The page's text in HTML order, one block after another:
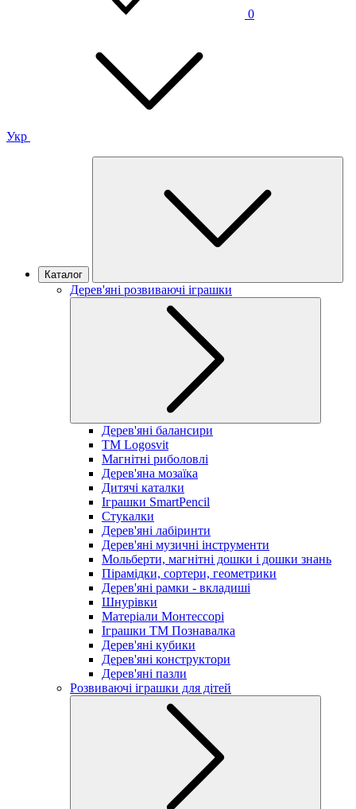
0
Укр
Каталог
Дерев'яні розвиваючі іграшки
Дерев'яні балансири
TM Logosvit
Магнітні риболовлі
Дерев'яна мозаїка
Дитячі каталки
Іграшки SmartPencil
Стукалки
Дерев'яні лабіринти
Дерев'яні музичні інструменти
Мольберти, магнітні дошки і дошки знань
Пірамідки, сортери, геометрики
Дерев'яні рамки - вкладиші
Шнурівки
Матеріали Монтессорі
Іграшки ТМ Познавалка
Дерев'яні кубики
Дерев'яні конструктори
Дерев'яні пазли
Розвиваючі іграшки для дітей